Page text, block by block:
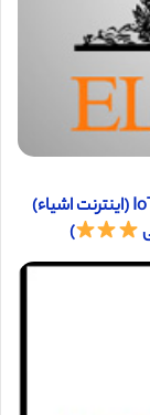
دانلود ترجمه مقاله هدایت هوشمند خانه توسط IoT (اینترنت اشیاء)
)